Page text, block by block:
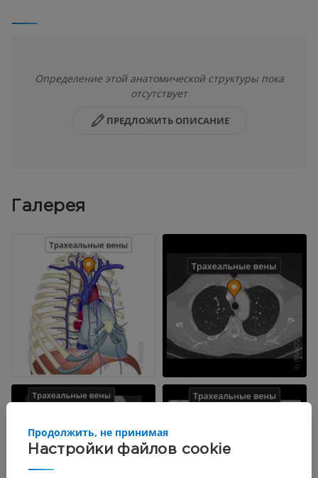
Определение этой анатомической структуры пока
отсутствует
ПРЕДЛОЖИТЬ ОПИСАНИЕ
Галерея
Настройки файлов cookie
Продолжить, не принимая